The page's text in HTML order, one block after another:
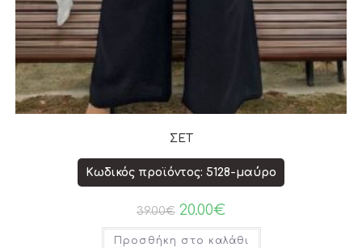
ΣΕΤ
Κωδικός προϊόντος: 5128-μαύρο
39.00€ 20.00€
Προσθήκη στο καλάθι